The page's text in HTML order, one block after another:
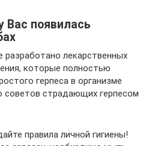
Вас появилась
лекарственных
которые полностью
герпеса в организме
советов страдающих герпесом
правила личной гигиены!